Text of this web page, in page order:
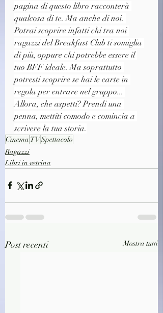
pagina di questo libro racconterà
qualcosa di te. Ma anche di noi.
Potrai scoprire infatti chi tra noi
ragazzi del Breakfast Club ti somiglia
di più, oppure chi potrebbe essere il
tuo BFF ideale. Ma soprattutto
potresti scoprire se hai le carte in
regola per entrare nel gruppo...
Allora, che aspetti? Prendi una
penna, mettiti comodo e comincia a
scrivere la tua storia.
Cinema TVSpettacolo
Ragazzi
Libri in vetrina
Post recenti Mostra tutti